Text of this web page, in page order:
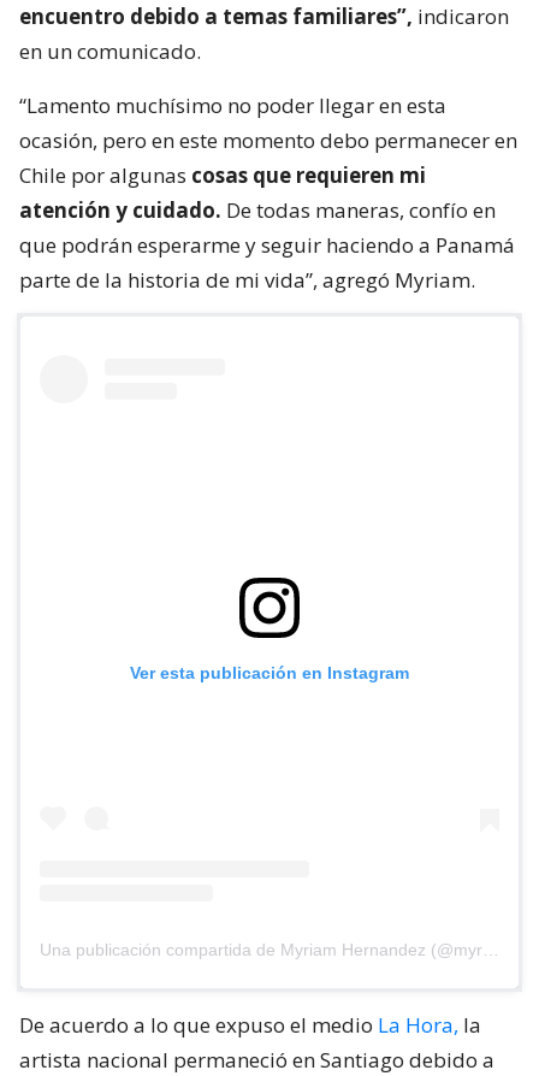
encuentro debido a temas familiares”, indicaron
en un comunicado.
“Lamento muchísimo no poder llegar en esta
ocasión, pero en este momento debo permanecer en
Chile por algunas cosas que requieren mi
atención y cuidado. De todas maneras, confío en
que podrán esperarme y seguir haciendo a Panamá
parte de la historia de mi vida”, agregó Myriam.
Ver esta publicación en Instagram
De acuerdo a lo que expuso el medio La Hora, la
artista nacional permaneció en Santiago debido a